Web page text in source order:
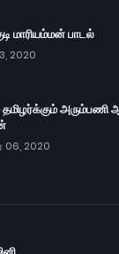
மாரியம்மன் பாடல்
2020
தமிழர்க்கும் அரும்பணி
06, 2020